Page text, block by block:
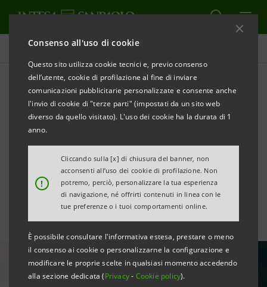
Consenso all'uso di cookie
Questo sito utilizza cookie tecnici e, previo consenso
dell’utente, cookie di profilazione al fine di inviare
comunicazioni pubblicitarie personalizzate e consente anche
l'invio di cookie di "terze parti" (impostati da un sito web
diverso da quello visitato). L'uso dei cookie ha la durata di 1
anno.
!
Cliccando sulla [x] di chiusura del banner, non
acconsenti all’uso dei cookie di profilazione. Non
potremo, perciò, personalizzare la tua esperienza
di navigazione, né offrirti contenuti in linea con le
tue preferenze o i tuoi comportamenti online.
È possibile consultare l'informativa estesa, prestare o meno
il consenso ai cookie o personalizzarne la configurazione e
modificare le proprie scelte in qualsiasi momento accedendo
alla sezione dedicata (Privacy- Cookie policy).
In Primo Piano
Indagine sul Risparmio e
sulle scelte finanziarie degli
italiani - 2019
STAMPA